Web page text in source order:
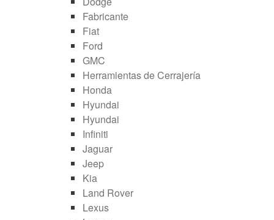
Fabricante
Fiat
Ford
GMC
Herramientas de Cerrajería
Honda
Hyundai
Hyundai
Infiniti
Jaguar
Jeep
Kia
Land Rover
Lexus